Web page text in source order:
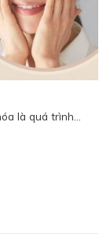
là quá trình...